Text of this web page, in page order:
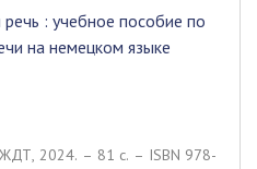
речь : учебное пособие по
на немецком языке
2024. – 81 c. – ISBN 978-